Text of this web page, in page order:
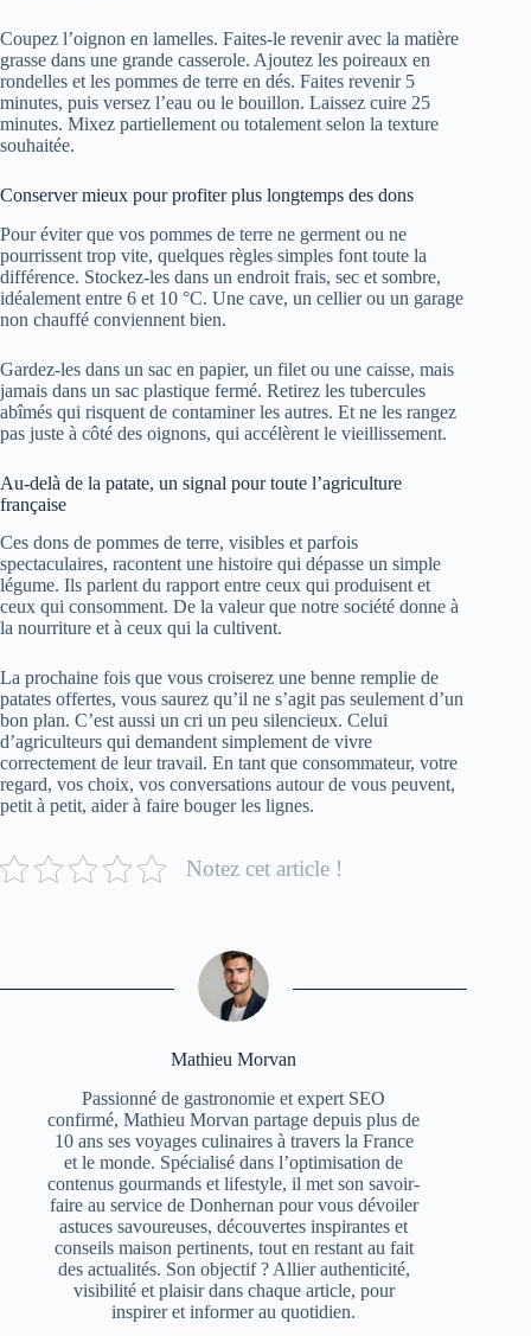
Coupez l’oignon en lamelles. Faites-le revenir avec la matière
grasse dans une grande casserole. Ajoutez les poireaux en
rondelles et les pommes de terre en dés. Faites revenir 5
minutes, puis versez l’eau ou le bouillon. Laissez cuire 25
minutes. Mixez partiellement ou totalement selon la texture
souhaitée.
Conserver mieux pour profiter plus longtemps des dons
Pour éviter que vos pommes de terre ne germent ou ne
pourrissent trop vite, quelques règles simples font toute la
différence. Stockez-les dans un endroit frais, sec et sombre,
idéalement entre 6 et 10 °C. Une cave, un cellier ou un garage
non chauffé conviennent bien.
Gardez-les dans un sac en papier, un filet ou une caisse, mais
jamais dans un sac plastique fermé. Retirez les tubercules
abîmés qui risquent de contaminer les autres. Et ne les rangez
pas juste à côté des oignons, qui accélèrent le vieillissement.
Au-delà de la patate, un signal pour toute l’agriculture
française
Ces dons de pommes de terre, visibles et parfois
spectaculaires, racontent une histoire qui dépasse un simple
légume. Ils parlent du rapport entre ceux qui produisent et
ceux qui consomment. De la valeur que notre société donne à
la nourriture et à ceux qui la cultivent.
La prochaine fois que vous croiserez une benne remplie de
patates offertes, vous saurez qu’il ne s’agit pas seulement d’un
bon plan. C’est aussi un cri un peu silencieux. Celui
d’agriculteurs qui demandent simplement de vivre
correctement de leur travail. En tant que consommateur, votre
regard, vos choix, vos conversations autour de vous peuvent,
petit à petit, aider à faire bouger les lignes.
Notez cet article !
Mathieu Morvan
Passionné de gastronomie et expert SEO
confirmé, Mathieu Morvan partage depuis plus de
10 ans ses voyages culinaires à travers la France
et le monde. Spécialisé dans l’optimisation de
contenus gourmands et lifestyle, il met son savoir-
faire au service de Donhernan pour vous dévoiler
astuces savoureuses, découvertes inspirantes et
conseils maison pertinents, tout en restant au fait
des actualités. Son objectif ? Allier authenticité,
visibilité et plaisir dans chaque article, pour
inspirer et informer au quotidien.